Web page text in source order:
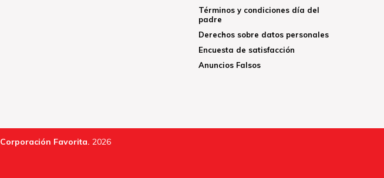
Términos y condiciones día del
padre
Derechos sobre datos personales
Encuesta de satisfacción
Anuncios Falsos
Corporación Favorita. 2026